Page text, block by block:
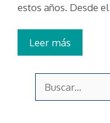
estos años. Desde
Leer más